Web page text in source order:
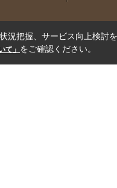
況把握、サービス向上検討
て」 をご確認ください。